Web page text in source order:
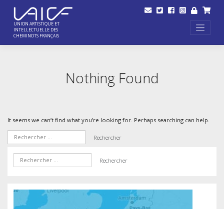
content
UNION ARTISTIQUE ET
INTELLECTUELLE DES
CHEMINOTS FRANÇAIS
Nothing Found
It seems we can’t find what you’re looking for. Perhaps searching can help.